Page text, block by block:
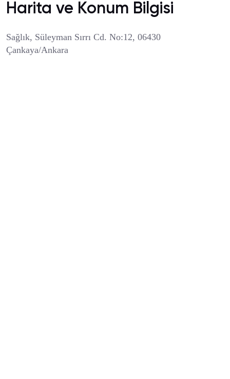
Harita ve Konum Bilgisi
Sağlık, Süleyman Sırrı Cd. No:12, 06430
Çankaya/Ankara